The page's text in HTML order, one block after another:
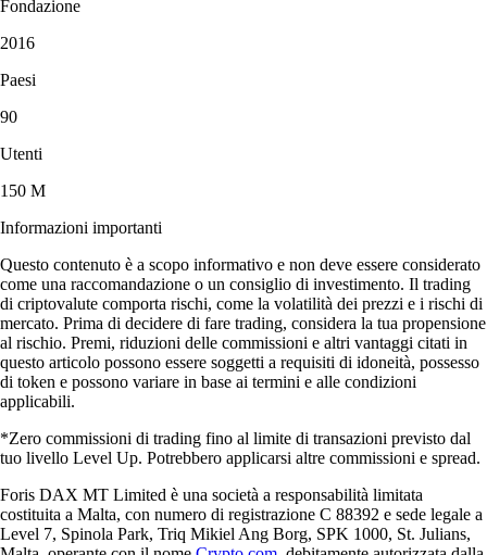
Fondazione
2016
Paesi
90
Utenti
150 M
Informazioni importanti
Questo contenuto è a scopo informativo e non deve essere considerato
come una raccomandazione o un consiglio di investimento. Il trading
di criptovalute comporta rischi, come la volatilità dei prezzi e i rischi di
mercato. Prima di decidere di fare trading, considera la tua propensione
al rischio. Premi, riduzioni delle commissioni e altri vantaggi citati in
questo articolo possono essere soggetti a requisiti di idoneità, possesso
di token e possono variare in base ai termini e alle condizioni
applicabili.
*Zero commissioni di trading fino al limite di transazioni previsto dal
tuo livello Level Up. Potrebbero applicarsi altre commissioni e spread.
Foris DAX MT Limited è una società a responsabilità limitata
costituita a Malta, con numero di registrazione C 88392 e sede legale a
Level 7, Spinola Park, Triq Mikiel Ang Borg, SPK 1000, St. Julians,